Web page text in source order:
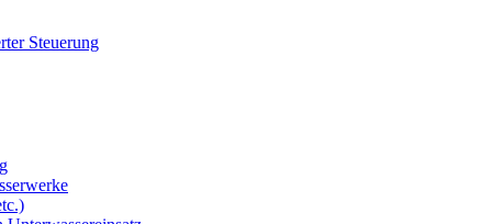
Steuerung